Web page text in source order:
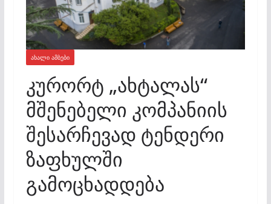
ᲐᲮᲐᲚᲘ ᲐᲛᲑᲔᲑᲘ
კურორტ „ახტალას“
მშენებელი კომპანიის
შესარჩევად ტენდერი
ზაფხულში
გამოცხადდება